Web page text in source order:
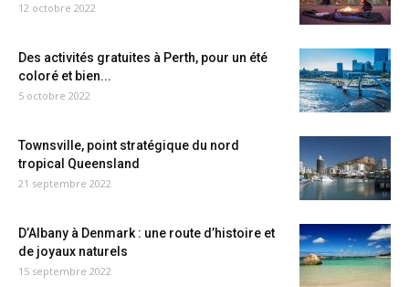
12 octobre 2022
Des activités gratuites à Perth, pour un été
coloré et bien...
5 octobre 2022
Townsville, point stratégique du nord
tropical Queensland
21 septembre 2022
D’Albany à Denmark : une route d’histoire et
de joyaux naturels
15 septembre 2022